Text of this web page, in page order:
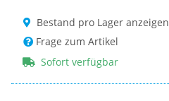
Bestand pro Lager anzeigen
Frage zum Artikel
Sofort verfügbar